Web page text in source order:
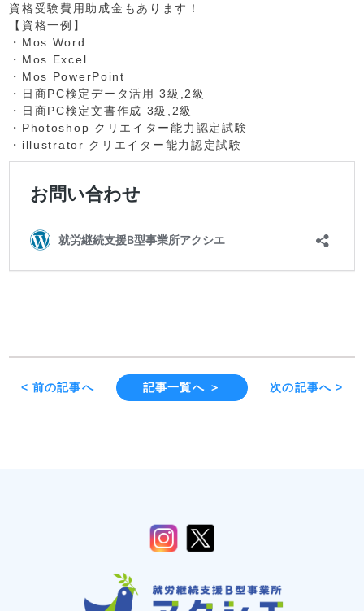
資格受験費用助成金もあります！
【資格一例】
・Mos Word
・Mos Excel
・Mos PowerPoint
・日商PC検定データ活用 3級,2級
・日商PC検定文書作成 3級,2級
・Photoshop クリエイター能力認定試験
・illustrator クリエイター能力認定試験
< 前の記事へ 記事一覧へ ＞ 次の記事へ >